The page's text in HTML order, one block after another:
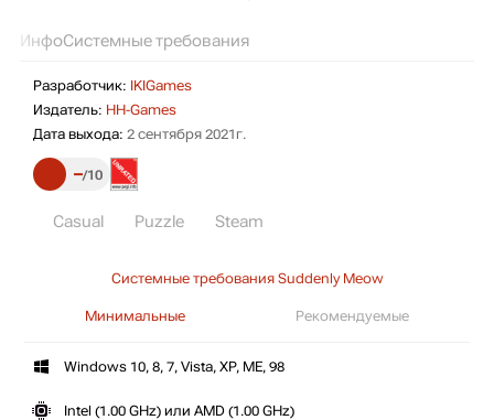
ИнфоСистемные требования
Разработчик:
IKIGames
Издатель: HH-Games
Дата выхода: 2 сентября 2021г.
– 10
Casual Puzzle Steam
Системные требования Suddenly Meow
Минимальные Рекомендуемые
Windows 10, 8, 7, Vista, XP, ME, 98
Intel (1.00 GHz) или AMD (1.00 GHz)